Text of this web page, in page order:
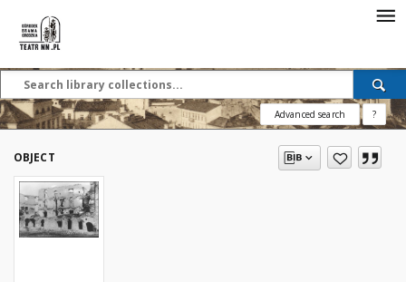
Advanced search ?
OBJECT